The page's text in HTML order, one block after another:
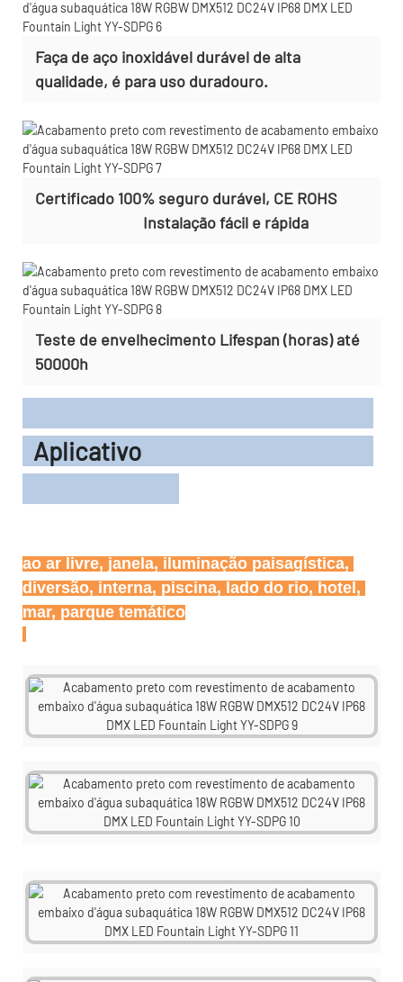
Faça de aço inoxidável durável de alta
qualidade, é para uso duradouro.
Certificado 100% seguro durável, CE ROHS
Instalação fácil e rápida
Teste de envelhecimento Lifespan (horas) até
50000h
Aplicativo
ao ar livre, janela, iluminação paisagística,
diversão, interna, piscina, lado do rio, hotel,